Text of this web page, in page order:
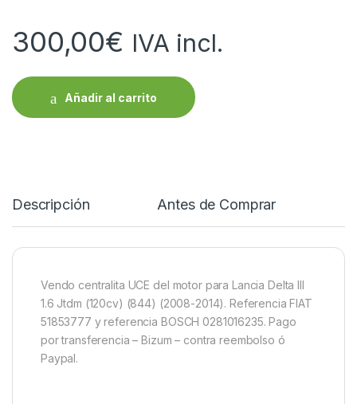
300,00€ IVA incl.
Añadir al carrito
Descripción Antes de Comprar
Vendo centralita UCE del motor para Lancia Delta III
1.6 Jtdm (120cv) (844) (2008-2014). Referencia FIAT
51853777 y referencia BOSCH 0281016235. Pago
por transferencia – Bizum – contra reembolso ó
Paypal.